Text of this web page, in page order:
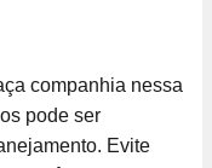
companhia nessa
pode ser
Evite